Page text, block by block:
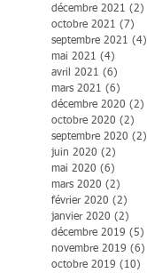
décembre 2021 (2)
octobre 2021 (7)
septembre 2021 (4)
mai 2021 (4)
avril 2021 (6)
mars 2021 (6)
décembre 2020 (2)
octobre 2020 (2)
septembre 2020 (2)
juin 2020 (2)
mai 2020 (6)
mars 2020 (2)
février 2020 (2)
janvier 2020 (2)
décembre 2019 (5)
novembre 2019 (6)
octobre 2019 (10)